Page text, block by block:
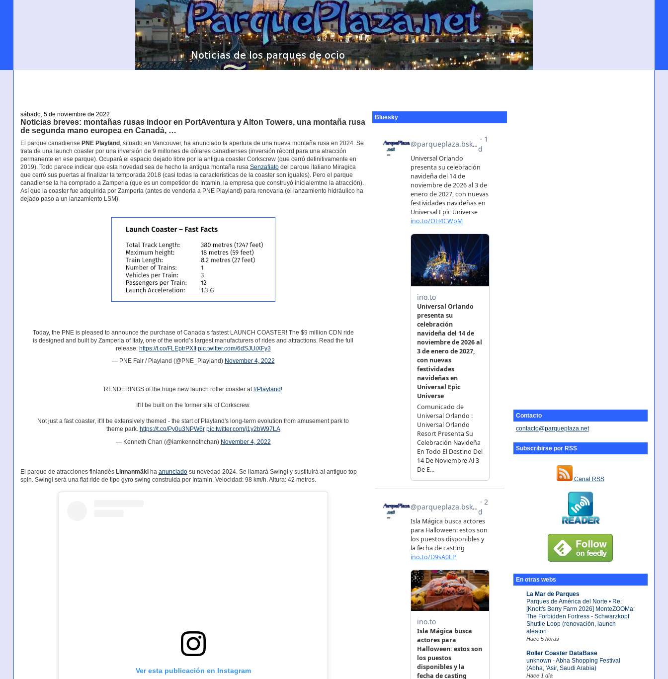
Contacto
contacto@parqueplaza.net
Subscribirse por RSS
Canal RSS
En otras webs
La Mar de Parques
Parques de América del Norte • Re:
[Knott's Berry Farm 2026] MonteZOOMa:
The Forbidden Fortress - Schwarzkopf
Shuttle Loop (renovación, launch
aleatori
Hace 5 horas
Roller Coaster DataBase
unknown - Abha Shopping Festival
(Abha, 'Asir, Saudi Arabia)
Hace 1 día
sábado, 5 de noviembre de 2022
Noticias breves: montañas rusas indoor en PortAventura y Alton Towers, una montaña rusa
de segunda mano europea en Canadá, …
El parque canadiense PNE Playland , situado en Vancouver, ha anunciado la apertura de una nueva montaña rusa en 2024. Se
trata de una launch coaster por una inversión de 9 millones de dólares canadienses (inversión récord para una atracción
permanente en ese parque). Ocupará el espacio dejado libre por la antigua coaster Corkscrew (que cerró definitivamente en
2019). Todo parece indicar que esta novedad sea de hecho la antigua montaña rusa Senzafiatodel parque italiano Miragica
que cerró sus puertas al finalizar la temporada 2018 (casi todas la características de la coaster son iguales). Pero el parque
canadiense la ha comprado a Zamperla (que es un competidor de Intamin, la empresa que construyó inicialemtne la atracción).
Así que la coaster fue adquirida por Zamperla (antes de venderla a PNE Playland) para renovarla (el lanzamiento hidráulico ha
dejado paso a un lanzamiento LSM).
Today, the PNE is pleased to announce the purchase of Canada’s fastest LAUNCH COASTER! The $9 million CDN ride
is designed and built by Zamperla of Italy, one of the world’s largest manufacturers of rides and attractions. Read the full
release: https://t.co/FLEptrPXIt pic.twitter.com/6dSJUiXFy3
— PNE Fair / Playland (@PNE_Playland) November 4, 2022
RENDERINGS of the huge new launch roller coaster at#Playland !
It'll be built on the former site of Corkscrew.
Not just a fast coaster, it'll be extensively themed - the start of Playland's long-term evolution from amusement park to
theme park. https://t.co/Py0u3NPW6r pic.twitter.com/j1y2bW97LA
— Kenneth Chan (@iamkennethchan) November 4, 2022
El parque de atracciones finlandés Linnanmäkiha anunciadosu novedad 2024. Se llamará Swingi y sustituirá al antiguo top
spin. Swingi será una flat ride de tipo gyro swing construida por Intamin. Velocidad: 98 km/h. Altura: 42 metros.
Ver esta publicación en Instagram
Bluesky